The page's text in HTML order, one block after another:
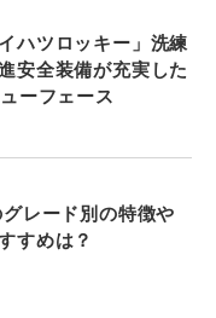
ハツロッキー」洗練
安全装備が充実した
ーフェース
レード別の特徴や
すめは？